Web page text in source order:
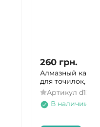
260 грн.
Алмазный
для точилок,
Артикул d120
В наличии